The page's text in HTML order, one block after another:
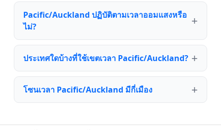
Pacific/Auckland ปฏิบัติตามเวลาออมแสงหรือ
ไม่?
ประเทศใดบ้างที่ใช้เขตเวลา Pacific/Auckland?
โซนเวลา Pacific/Auckland มีกี่เมือง